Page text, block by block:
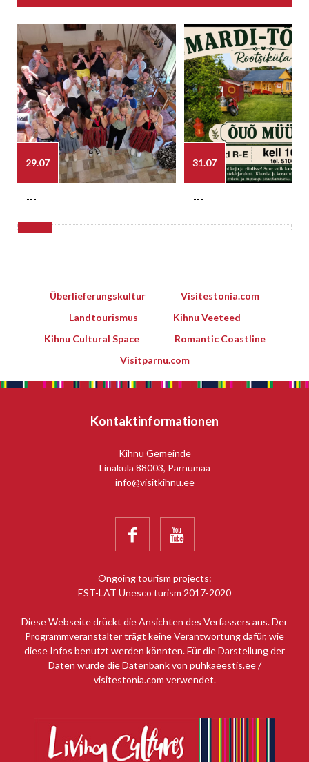
29.07
---
31.07
---
Überlieferungskultur
Visitestonia.com
Landtourismus
Kihnu Veeteed
Kihnu Cultural Space
Romantic Coastline
Visitparnu.com
Kontaktinformationen
Kihnu Gemeinde
Linaküla 88003, Pärnumaa
info@visitkihnu.ee
 
Ongoing tourism projects:
EST-LAT Unesco turism 2017-2020
Diese Webseite drückt die Ansichten des Verfassers aus. Der
Programmveranstalter trägt keine Verantwortung dafür, wie
diese Infos benutzt werden könnten. Für die Darstellung der
Daten wurde die Datenbank von puhkaeestis.ee /
visitestonia.com verwendet.